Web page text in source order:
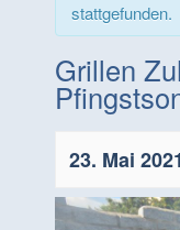
stattgefunden.
Grillen
23. Mai